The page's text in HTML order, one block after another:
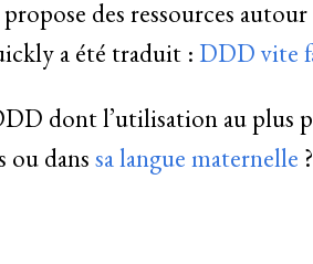
des ressources
a été traduit : DDD vite
dont l’utilisation au plus
ou dans sa langue maternelle ?